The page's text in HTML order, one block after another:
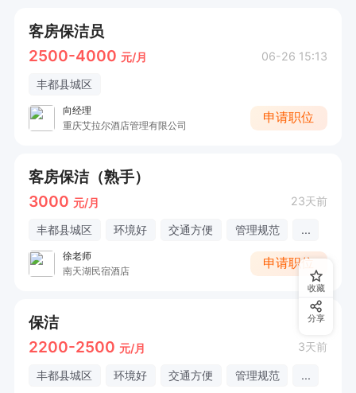
客房保洁员
2500-4000 元/月 06-26 15:13
丰都县城区
向经理
重庆艾拉尔酒店管理有限公司
申请职位
客房保洁（熟手）
3000 元/月 23天前
丰都县城区 环境好 交通方便 管理规范 ...
徐老师
南天湖民宿酒店
申请职位
保洁
2200-2500 元/月 3天前
丰都县城区 环境好 交通方便 管理规范 ...
收藏
分享